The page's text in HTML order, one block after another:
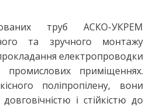
труб АСКО-УКРЕМ
та зручного монтажу
електропроводки
приміщеннях.
поліпропілену, вони
і стійкістю до